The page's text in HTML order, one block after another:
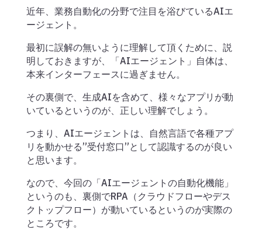
近年、業務自動化の分野で注目を浴びているAIエ
ージェント。
最初に誤解の無いように理解して頂くために、説
明しておきますが、「AIエージェント」自体は、
本来インターフェースに過ぎません。
その裏側で、生成AIを含めて、様々なアプリが動
いているというのが、正しい理解でしょう。
つまり、AIエージェントは、自然言語で各種アプ
リを動かせる”受付窓口”として認識するのが良い
と思います。
なので、今回の「AIエージェントの自動化機能」
というのも、裏側でRPA（クラウドフローやデス
クトップフロー）が動いているというのが実際の
ところです。